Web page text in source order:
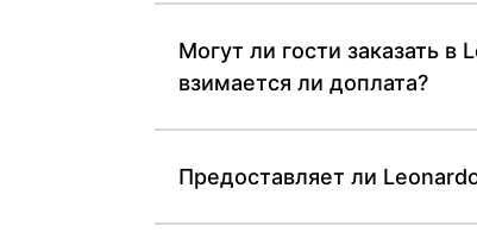
Могут ли гости заказать
взимается ли доплата?
Предоставляет ли